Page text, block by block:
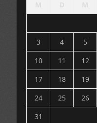
3
4 5
10
11 12
17
18 19
24
25 26
31